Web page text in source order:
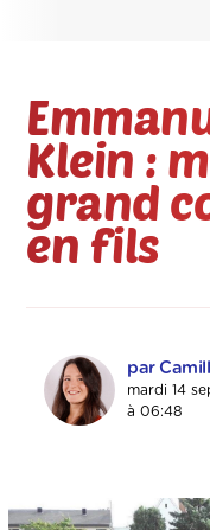
Klein :
grand
en fils
par
mardi 14
à 06:48